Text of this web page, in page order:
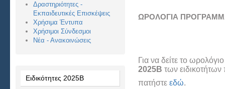
Δραστηριότητες -
Εκπαιδευτικές Επισκέψεις
Χρήσιμα Έντυπα
Χρήσιμοι Σύνδεσμοι
Νέα - Ανακοινώσεις
Ειδικότητες 2025Β
ΩΡΟΛΟΓΙΑ
Για να δείτε το
2025Β των
πατήστεεδώ.